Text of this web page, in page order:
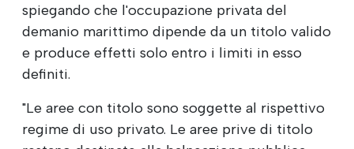
spiegando che l'occupazione privata del
demanio marittimo dipende da un titolo valido
e produce effetti solo entro i limiti in esso
definiti.
"Le aree con titolo sono soggette al rispettivo
regime di uso privato. Le aree prive di titolo